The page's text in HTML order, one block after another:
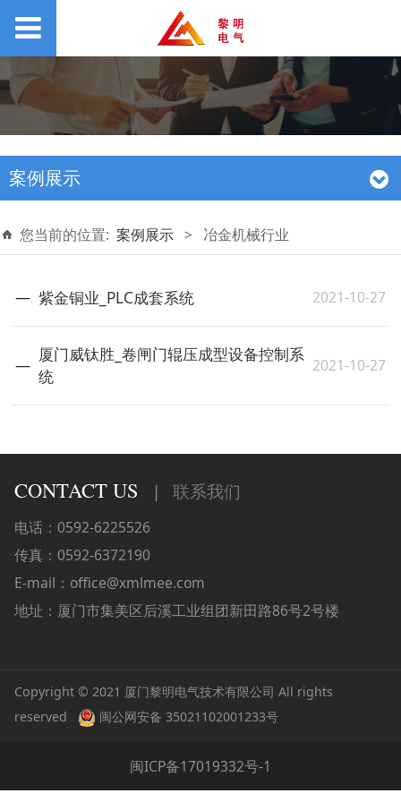
案例展示
您当前的位置: 案例展示 > 冶金机械行业
紫金铜业_PLC成套系统 2021-10-27
厦门威钛胜_卷闸门辊压成型设备控制系
统
2021-10-27
CONTACT US | 联系我们
电话：0592-6225526
传真：0592-6372190
E-mail：office@xmlmee.com
地址：厦门市集美区后溪工业组团新田路86号2号楼
Copyright © 2021 厦门黎明电气技术有限公司 All rights
reserved
闽公网安备 35021102001233号
闽ICP备17019332号-1